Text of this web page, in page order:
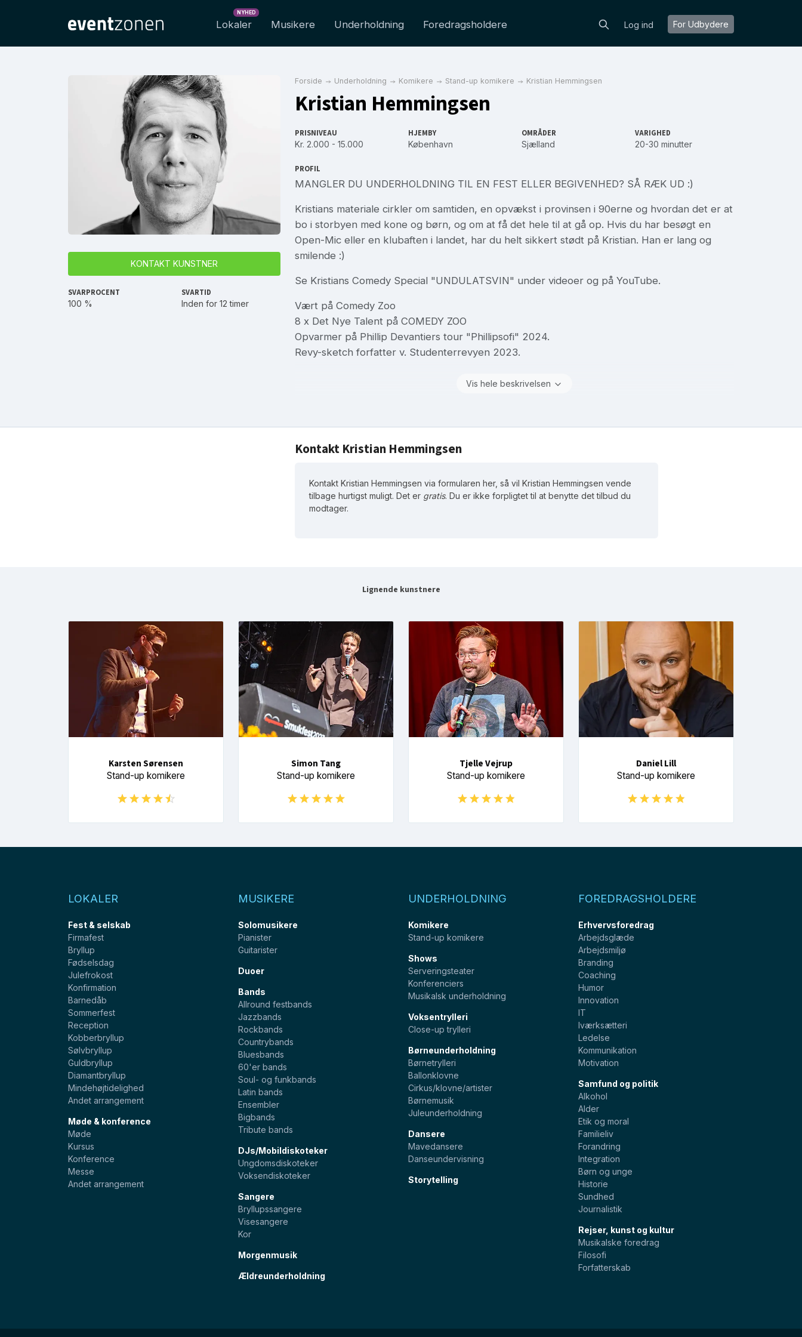
Lokaler
NYHED
Musikere Underholdning Foredragsholdere Log ind For Udbydere
KONTAKT KUNSTNER
SVARPROCENT
100 %
SVARTID
Inden for 12 timer
Forside Underholdning Komikere Stand-up komikere Kristian Hemmingsen
Kristian Hemmingsen
PRISNIVEAU
Kr. 2.000 - 15.000
HJEMBY
København
OMRÅDER
Sjælland
VARIGHED
20-30 minutter
PROFIL
MANGLER DU UNDERHOLDNING TIL EN FEST ELLER BEGIVENHED? SÅ RÆK UD :)
Kristians materiale cirkler om samtiden, en opvækst i provinsen i 90erne og hvordan det er at
bo i storbyen med kone og børn, og om at få det hele til at gå op. Hvis du har besøgt en
Open-Mic eller en klubaften i landet, har du helt sikkert stødt på Kristian. Han er lang og
smilende :)
Se Kristians Comedy Special "UNDULATSVIN" under videoer og på YouTube.
Vært på Comedy Zoo
8 x Det Nye Talent på COMEDY ZOO
Opvarmer på Phillip Devantiers tour "Phillipsofi" 2024.
Revy-sketch forfatter v. Studenterrevyen 2023.
Vis hele beskrivelsen
Kontakt Kristian Hemmingsen
Kontakt Kristian Hemmingsen via formularen her, så vil Kristian Hemmingsen vende
tilbage hurtigst muligt. Det er gratis. Du er ikke forpligtet til at benytte det tilbud du
modtager.
Lignende kunstnere
Karsten Sørensen
Stand-up komikere
Simon Tang
Stand-up komikere
Tjelle Vejrup
Stand-up komikere
Daniel Lill
Stand-up komikere
LOKALER
Fest & selskab
Firmafest
Bryllup
Fødselsdag
Julefrokost
Konfirmation
Barnedåb
Sommerfest
Reception
Kobberbryllup
Sølvbryllup
Guldbryllup
Diamantbryllup
Mindehøjtidelighed
Andet arrangement
Møde & konference
Møde
Kursus
Konference
Messe
Andet arrangement
MUSIKERE
Solomusikere
Pianister
Guitarister
Duoer
Bands
Allround festbands
Jazzbands
Rockbands
Countrybands
Bluesbands
60'er bands
Soul- og funkbands
Latin bands
Ensembler
Bigbands
Tribute bands
DJs/Mobildiskoteker
Ungdomsdiskoteker
Voksendiskoteker
Sangere
Bryllupssangere
Visesangere
Kor
Morgenmusik
Ældreunderholdning
UNDERHOLDNING
Komikere
Stand-up komikere
Shows
Serveringsteater
Konferenciers
Musikalsk underholdning
Voksentrylleri
Close-up trylleri
Børneunderholdning
Børnetrylleri
Ballonklovne
Cirkus/klovne/artister
Børnemusik
Juleunderholdning
Dansere
Mavedansere
Danseundervisning
Storytelling
FOREDRAGSHOLDERE
Erhvervsforedrag
Arbejdsglæde
Arbejdsmiljø
Branding
Coaching
Humor
Innovation
IT
Iværksætteri
Ledelse
Kommunikation
Motivation
Samfund og politik
Alkohol
Alder
Etik og moral
Familieliv
Forandring
Integration
Børn og unge
Historie
Sundhed
Journalistik
Rejser, kunst og kultur
Musikalske foredrag
Filosofi
Forfatterskab